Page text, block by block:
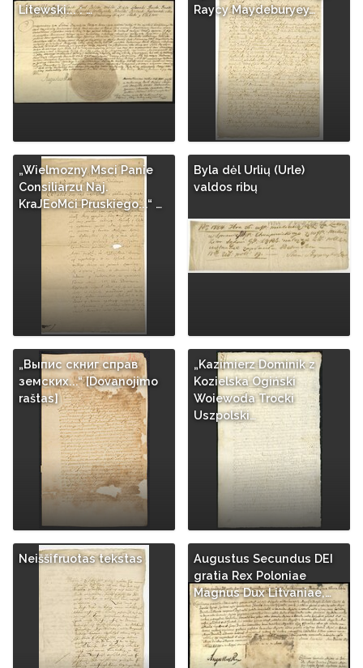
Litewski... : …
Raycy Maydeburyey…
„Wielmozny Msci Panie
Consiliarzu Naj.
KraJEoMci Pruskiego...“ …
Byla dėl Urlių (Urle)
valdos ribų
„Выпис скниг справ
земских...“ [Dovanojimo
raštas]
„Kazimierz Dominik z
Kozielska Ogiński
Woiewoda Trocki
Uszpolski…
Neiššifruotas tekstas
Augustus Secundus DEI
gratia Rex Poloniae
Magnus Dux Litvaniae,…